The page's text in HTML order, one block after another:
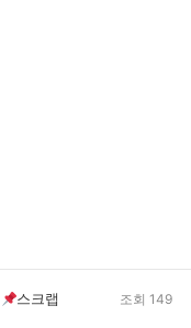
스크랩 조회 149